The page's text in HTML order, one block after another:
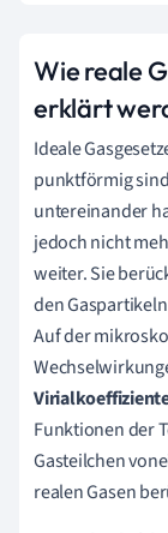
Wie reale
erklärt
Ideale
punktförmig
untereinander
jedoch nicht
weiter. Sie
den
Auf der
Funktionen der
Gasteilchen
realen Gasen